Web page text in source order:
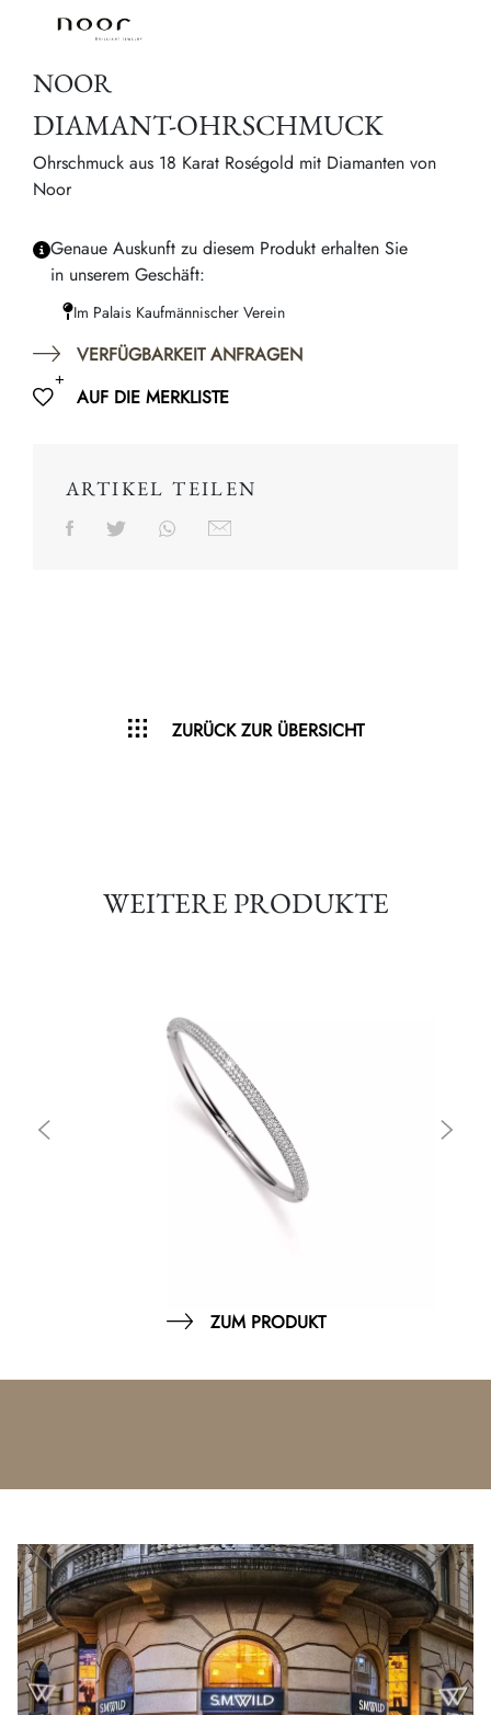
NOOR
DIAMANT-OHRSCHMUCK
Ohrschmuck aus 18 Karat Roségold mit Diamanten von
Noor
Genaue Auskunft zu diesem Produkt erhalten Sie
in unserem Geschäft:
Im Palais Kaufmännischer Verein
VERFÜGBARKEIT ANFRAGEN
AUF DIE MERKLISTE
ARTIKEL TEILEN
ZURÜCK ZUR ÜBERSICHT
WEITERE PRODUKTE
ZUM PRODUKT